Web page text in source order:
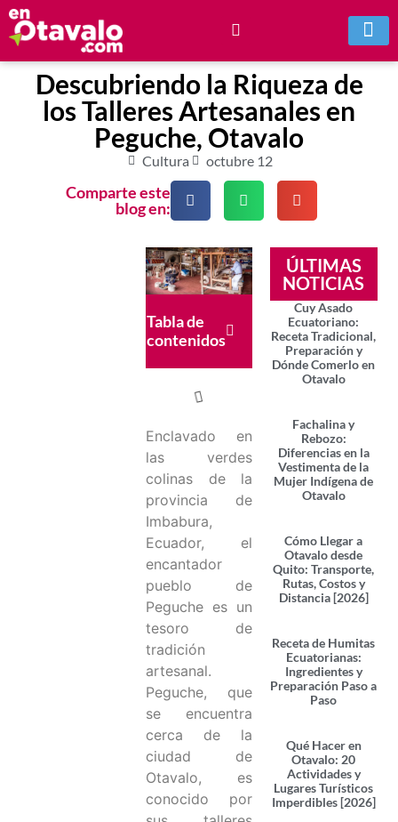
Descubriendo la Riqueza de
los Talleres Artesanales en
Peguche, Otavalo
Cultura octubre 12
Comparte este
blog en:
Tabla de
contenidos
Enclavado en
las verdes
colinas de la
provincia de
Imbabura,
Ecuador, el
encantador
pueblo de
Peguche es un
tesoro de
tradición
artesanal.
Peguche, que
se encuentra
cerca de la
ciudad de
Otavalo, es
conocido por
ÚLTIMAS
NOTICIAS
Cuy Asado
Ecuatoriano:
Receta Tradicional,
Preparación y
Dónde Comerlo en
Otavalo
Fachalina y
Rebozo:
Diferencias en la
Vestimenta de la
Mujer Indígena de
Otavalo
Cómo Llegar a
Otavalo desde
Quito: Transporte,
Rutas, Costos y
Distancia [2026]
Receta de Humitas
Ecuatorianas:
Ingredientes y
Preparación Paso a
Paso
Qué Hacer en
Otavalo: 20
Actividades y
Lugares Turísticos
Imperdibles [2026]